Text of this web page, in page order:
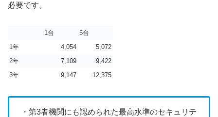
必要です。
1台
5台
1年
4,054
5,072
2年
7,109
9,422
3年
9,147 12,375
・第3者機関にも認められた最高水準のセキュリテ